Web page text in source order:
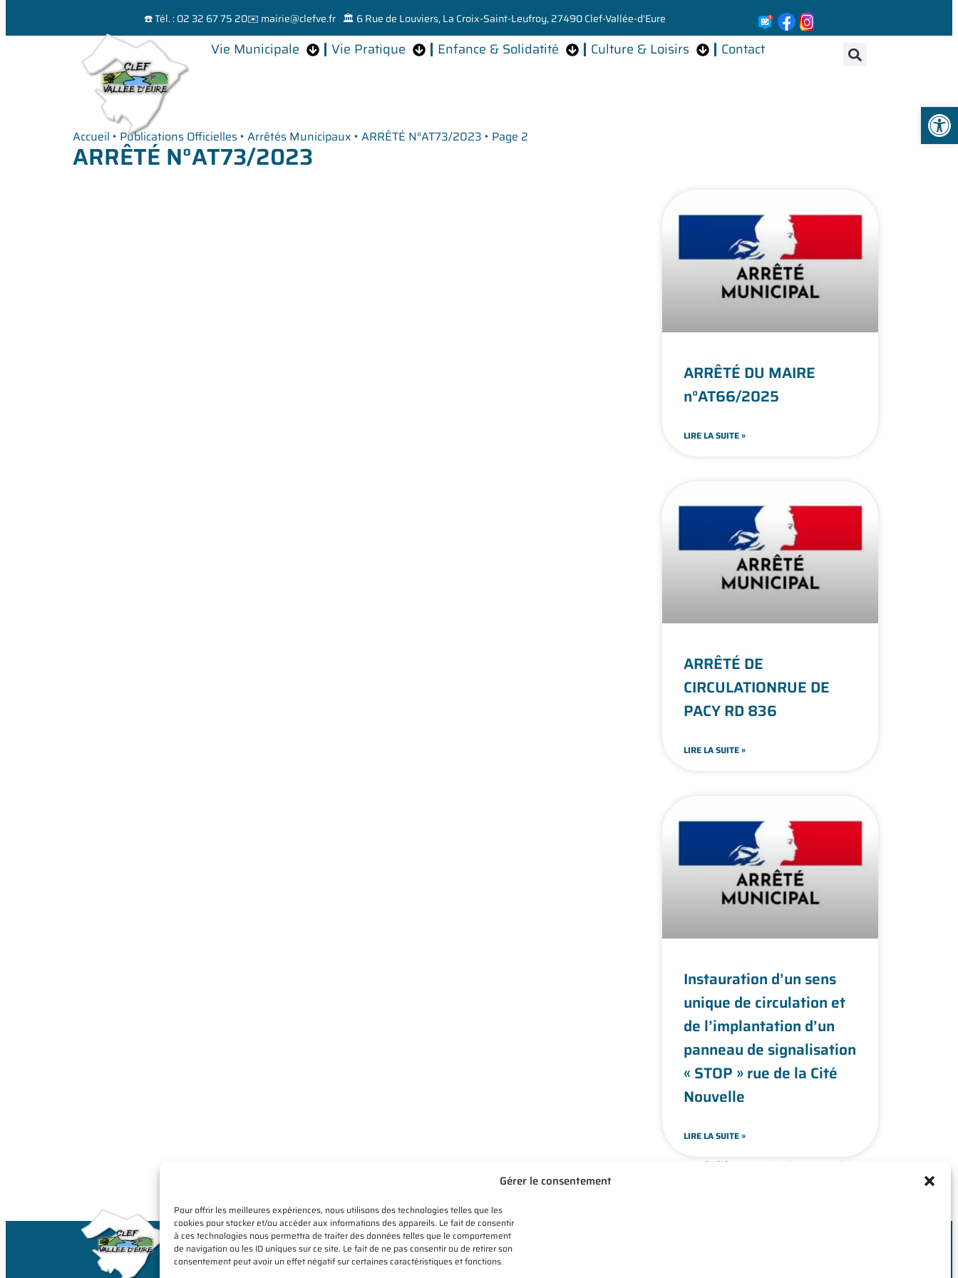
Gérer le consentement
Pour offrir les meilleures expériences, nous utilisons des technologies telles que les
cookies pour stocker et/ou accéder aux informations des appareils. Le fait de consentir
à ces technologies nous permettra de traiter des données telles que le comportement
de navigation ou les ID uniques sur ce site. Le fait de ne pas consentir ou de retirer son
consentement peut avoir un effet négatif sur certaines caractéristiques et fonctions.
☎️ Tél. : 02 32 67 75 20✉️ mairie@clefve.fr 🏛️ 6 Rue de Louviers, La Croix-Saint-Leufroy, 27490 Clef-Vallée-d'Eure
Vie Municipale Vie Pratique Enfance & Solidatité Culture & Loisirs Contact
Accueil ‣ Publications Officielles ‣ Arrêtés Municipaux ‣ ARRÊTÉ N°AT73/2023 ‣ Page 2
ARRÊTÉ N°AT73/2023
ARRÊTÉ DU MAIRE
n°AT66/2025
LIRE LA SUITE »
ARRÊTÉ DE
CIRCULATIONRUE DE
PACY RD 836
LIRE LA SUITE »
Instauration d’un sens
unique de circulation et
de l’implantation d’un
panneau de signalisation
« STOP » rue de la Cité
Nouvelle
LIRE LA SUITE »
« Précédent 2 3
32
Clef-Vallée-d'Eure
Trois villages, Une commune.
Ouvrir